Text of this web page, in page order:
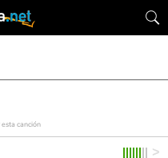
canción